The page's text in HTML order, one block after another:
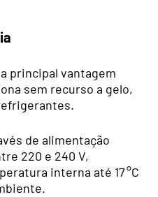
principal vantagem
sem recurso a gelo,
de alimentação
220 e 240 V,
interna até 17 °C